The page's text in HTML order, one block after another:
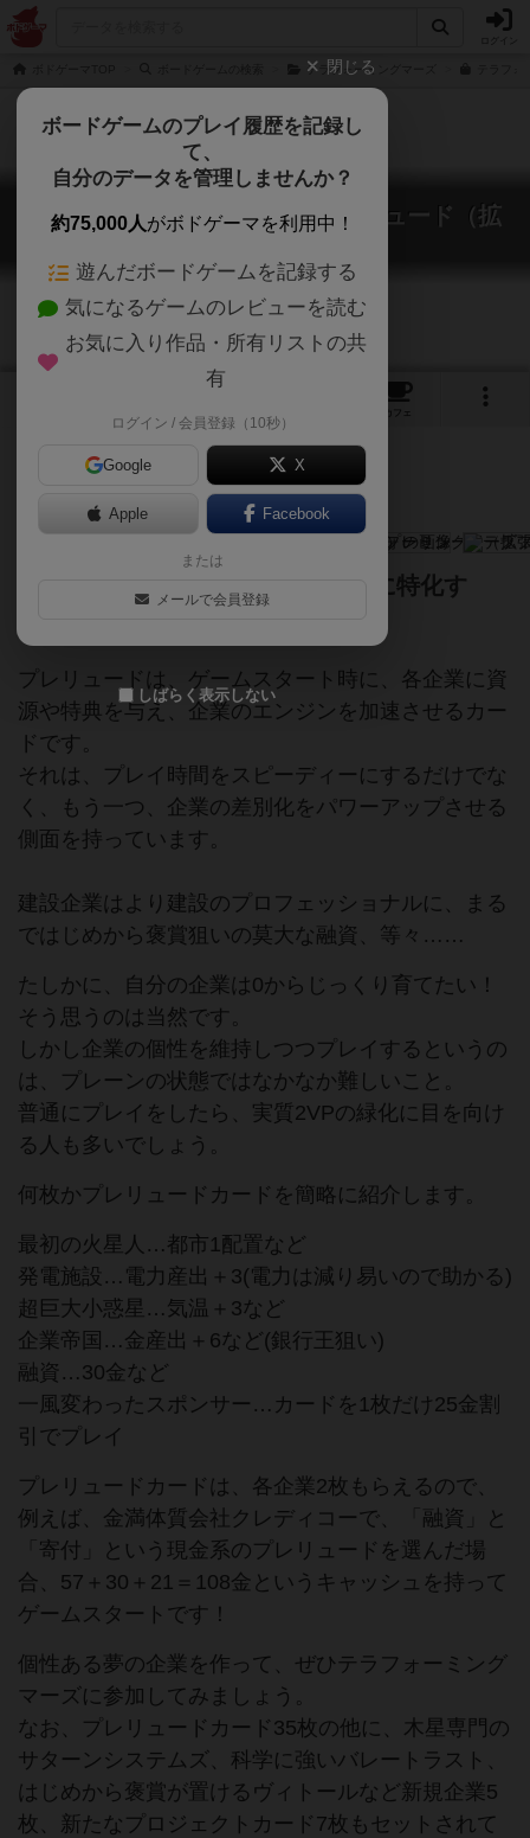
テラフォーミングマーズ
テラフォーミングマーズ：プレリュード（拡
Terraforming Mars: Prelude
カフェ
スピードだけでない。企業がさらに特化す
プレリュードは、ゲームスタート時に、各企業に資
源や特典を与え、企業のエンジンを加速させるカー
ドです。
それは、プレイ時間をスピーディーにするだけでな
く、もう一つ、企業の差別化をパワーアップさせる
側面を持っています。
建設企業はより建設のプロフェッショナルに、まる
ではじめから褒賞狙いの莫大な融資、等々……
たしかに、自分の企業は0からじっくり育てたい！
そう思うのは当然です。
しかし企業の個性を維持しつつプレイするというの
は、プレーンの状態ではなかなか難しいこと。
普通にプレイをしたら、実質2VPの緑化に目を向け
る人も多いでしょう。
何枚かプレリュードカードを簡略に紹介します。
最初の火星人…都市1配置など
発電施設…電力産出＋3(電力は減り易いので助かる)
超巨大小惑星…気温＋3など
企業帝国…金産出＋6など(銀行王狙い)
融資…30金など
一風変わったスポンサー…カードを1枚だけ25金割
引でプレイ
プレリュードカードは、各企業2枚もらえるので、
例えば、金満体質会社クレディコーで、「融資」と
「寄付」という現金系のプレリュードを選んだ場
合、57＋30＋21＝108金というキャッシュを持って
ゲームスタートです！
個性ある夢の企業を作って、ぜひテラフォーミング
マーズに参加してみましょう。
なお、プレリュードカード35枚の他に、木星専門の
サターンシステムズ、科学に強いバレートラスト、
はじめから褒賞が置けるヴィトールなど新規企業5
枚、新たなプロジェクトカード7枚もセットされて
閉じる
ボードゲームのプレイ履歴を記録し
て、
自分のデータを管理しませんか？
約75,000人がボドゲーマを利用中！
遊んだボードゲームを記録する
気になるゲームのレビューを読む
お気に入り作品・所有リストの共
有
ログイン / 会員登録（10秒）
Google X
Apple Facebook
または
メールで会員登録
しばらく表示しない